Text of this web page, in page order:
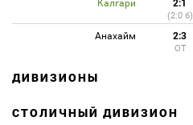
Калгари 2:1
(2:0 б)
Анахайм 2:3
ОТ
ДИВИЗИОНЫ
СТОЛИЧНЫЙ ДИВИЗИОН